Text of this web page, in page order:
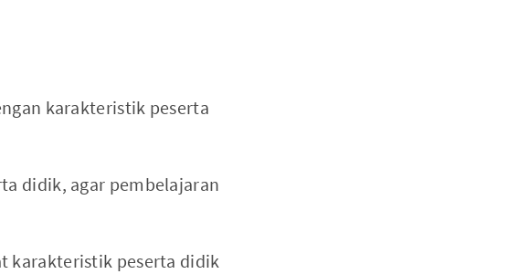
karakteristik peserta
didik, agar pembelajaran
karakteristik peserta didik